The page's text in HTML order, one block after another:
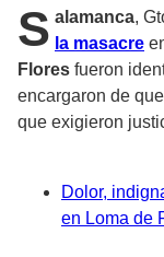
S alamanca,
la masacre
Flores fueron
encargaron de
que exigieron
Dolor,
en Loma de